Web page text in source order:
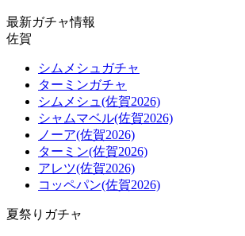
最新ガチャ情報
佐賀
シムメシュガチャ
ターミンガチャ
シムメシュ(佐賀2026)
シャムマベル(佐賀2026)
ノーア(佐賀2026)
ターミン(佐賀2026)
アレツ(佐賀2026)
コッペパン(佐賀2026)
夏祭りガチャ